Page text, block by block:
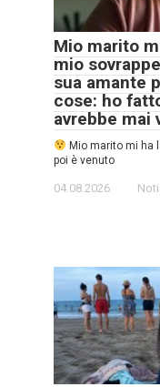
Mio marito
mio
sua amante
cose: ho
avrebbe mai
Mio marito mi ha
poi è venuto
04.08.2026